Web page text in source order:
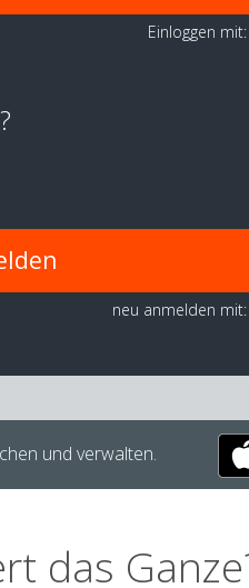
Einloggen
neu anmelden mit:
und verwalten.
das